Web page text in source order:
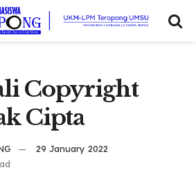
Copyright
Cipta
29 January 2022